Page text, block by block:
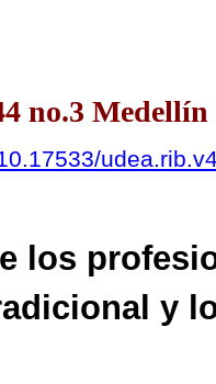
no.3 Medellín
los
y